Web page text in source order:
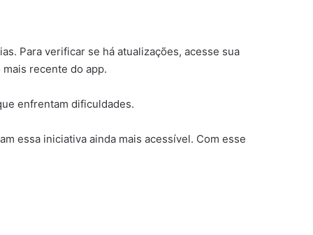
Para verificar se há atualizações, acesse sua
mais recente do app.
enfrentam dificuldades.
essa iniciativa ainda mais acessível. Com esse